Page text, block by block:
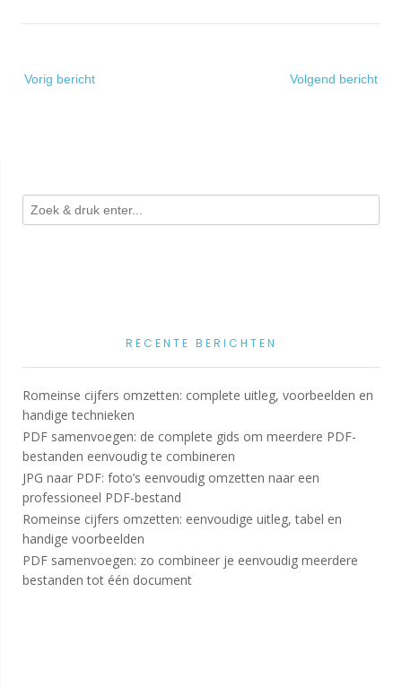
navigatie
Vorig bericht Volgend bericht
RECENTE BERICHTEN
Romeinse cijfers omzetten: complete uitleg, voorbeelden en
handige technieken
PDF samenvoegen: de complete gids om meerdere PDF-
bestanden eenvoudig te combineren
JPG naar PDF: foto’s eenvoudig omzetten naar een
professioneel PDF-bestand
Romeinse cijfers omzetten: eenvoudige uitleg, tabel en
handige voorbeelden
PDF samenvoegen: zo combineer je eenvoudig meerdere
bestanden tot één document